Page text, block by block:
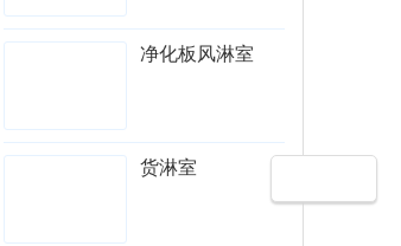
净化板风淋室
货淋室